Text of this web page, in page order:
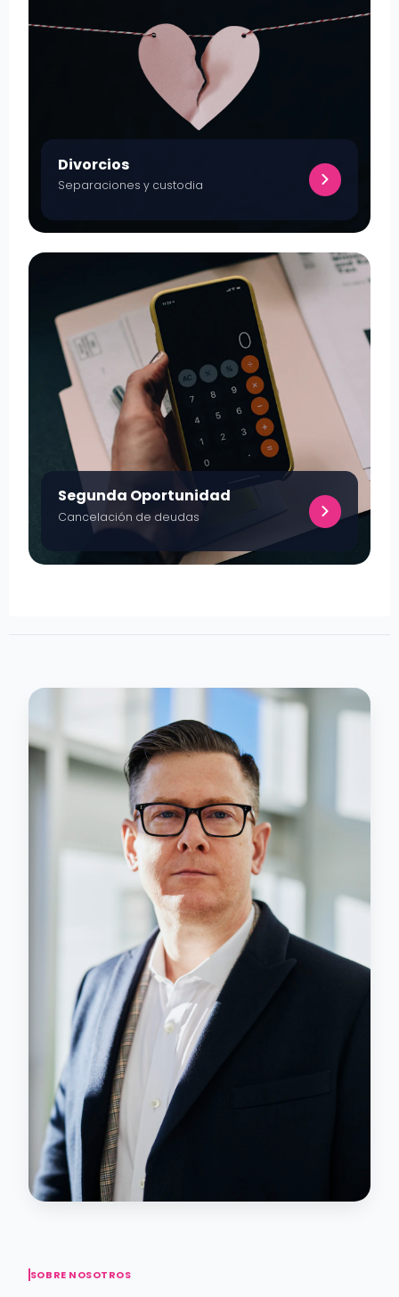
Divorcios
Separaciones y custodia
Segunda Oportunidad
Cancelación de deudas
SOBRE NOSOTROS